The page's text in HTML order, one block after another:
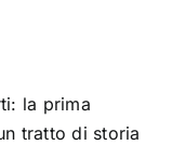
la prima
tratto di storia